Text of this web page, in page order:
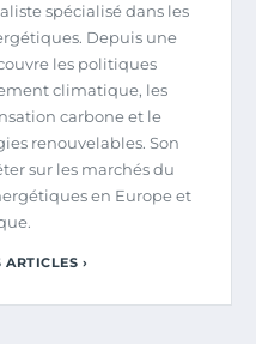
spécialisé dans les
Depuis une
les politiques
climatique, les
carbone et le
renouvelables. Son
sur les marchés du
en Europe et
›